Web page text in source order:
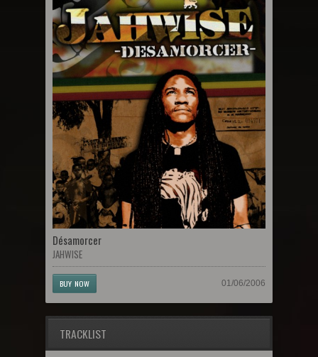
Désamorcer
JAHWISE
BUY NOW 01/06/2006
TRACKLIST